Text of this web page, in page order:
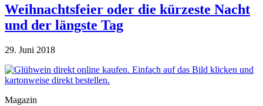
Weihnachtsfeier oder die kürzeste Nacht
und der längste Tag
29. Juni 2018
Magazin